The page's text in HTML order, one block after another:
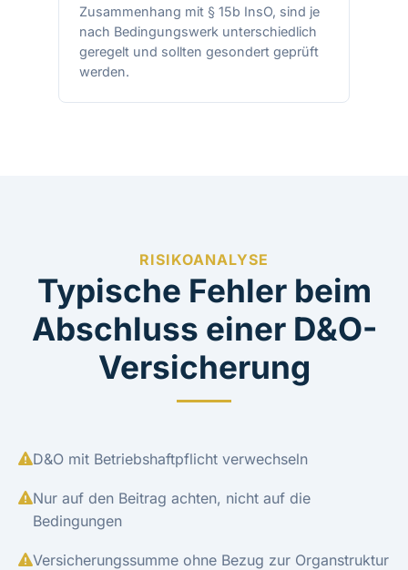
Zusammenhang mit § 15b InsO, sind je
nach Bedingungswerk unterschiedlich
geregelt und sollten gesondert geprüft
werden.
RISIKOANALYSE
Typische Fehler beim
Abschluss einer D&O-
Versicherung
D&O mit Betriebshaftpflicht verwechseln
Nur auf den Beitrag achten, nicht auf die
Bedingungen
Versicherungssumme ohne Bezug zur Organstruktur